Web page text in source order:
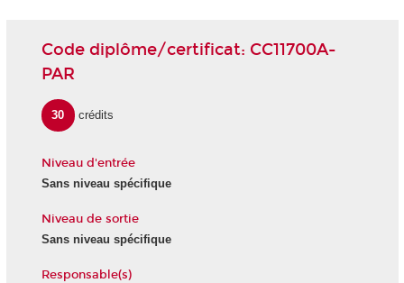
Code diplôme/certificat: CC11700A-
PAR
30 crédits
Niveau d'entrée
Sans niveau spécifique
Niveau de sortie
Sans niveau spécifique
Responsable(s)